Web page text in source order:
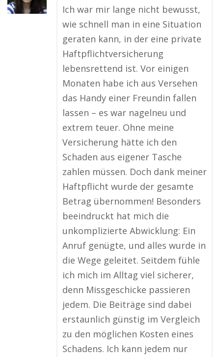
Ich war mir lange nicht bewusst,
wie schnell man in eine Situation
geraten kann, in der eine private
Haftpflichtversicherung
lebensrettend ist. Vor einigen
Monaten habe ich aus Versehen
das Handy einer Freundin fallen
lassen – es war nagelneu und
extrem teuer. Ohne meine
Versicherung hätte ich den
Schaden aus eigener Tasche
zahlen müssen. Doch dank meiner
Haftpflicht wurde der gesamte
Betrag übernommen! Besonders
beeindruckt hat mich die
unkomplizierte Abwicklung: Ein
Anruf genügte, und alles wurde in
die Wege geleitet. Seitdem fühle
ich mich im Alltag viel sicherer,
denn Missgeschicke passieren
jedem. Die Beiträge sind dabei
erstaunlich günstig im Vergleich
zu den möglichen Kosten eines
Schadens. Ich kann jedem nur